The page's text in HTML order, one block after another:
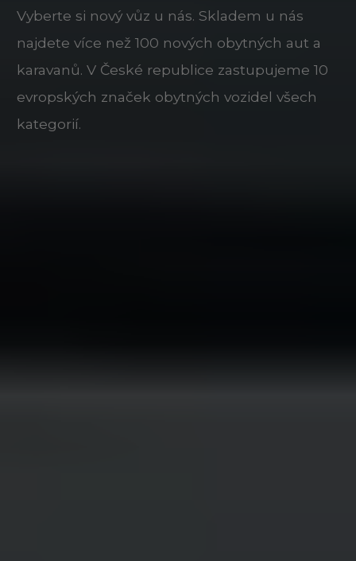
Vyberte si nový vůz u nás. Skladem u nás
najdete více než 100 nových obytných aut a
karavanů. V České republice zastupujeme 10
evropských značek obytných vozidel všech
kategorií.